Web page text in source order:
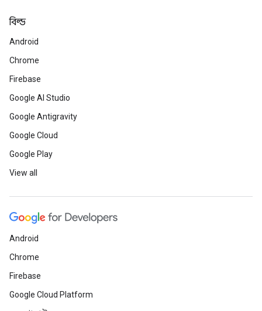
বিল্ড
Android
Chrome
Firebase
Google AI Studio
Google Antigravity
Google Cloud
Google Play
View all
Android
Chrome
Firebase
Google Cloud Platform